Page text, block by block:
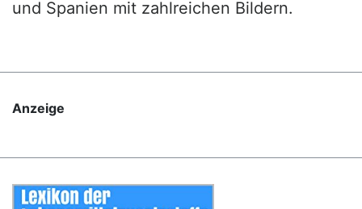
und Spanien mit zahlreichen Bildern.
Anzeige